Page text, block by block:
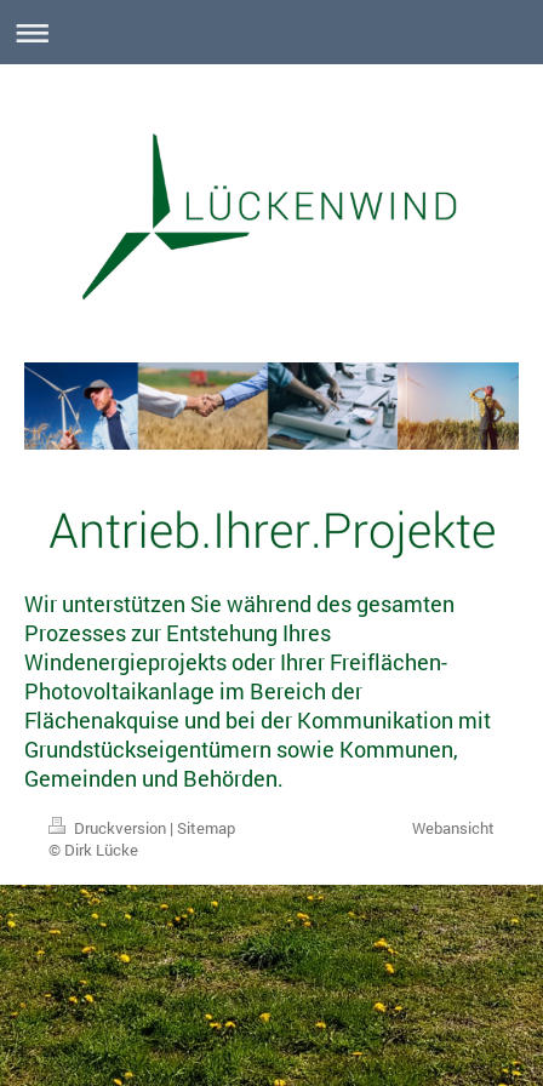
Wir unterstützen Sie während des gesamten
Prozesses zur Entstehung Ihres
Windenergieprojekts oder Ihrer Freiflächen-
Photovoltaikanlage im Bereich der
Flächenakquise und bei der Kommunikation mit
Grundstückseigentümern sowie Kommunen,
Gemeinden und Behörden.
Druckversion | Sitemap
© Dirk Lücke
Webansicht